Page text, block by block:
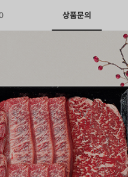
상품문의
고객센터